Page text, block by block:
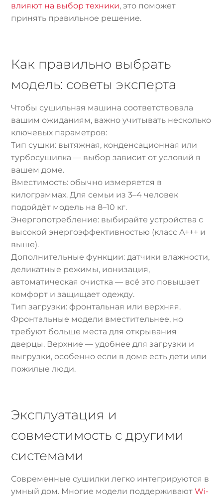
влияют на выбор техники, это поможет
принять правильное решение.
Как правильно выбрать
модель: советы эксперта
Чтобы сушильная машина соответствовала
вашим ожиданиям, важно учитывать несколько
ключевых параметров:
Тип сушки: вытяжная, конденсационная или
турбосушилка — выбор зависит от условий в
вашем доме.
Вместимость: обычно измеряется в
килограммах. Для семьи из 3–4 человек
подойдёт модель на 8–10 кг.
Энергопотребление: выбирайте устройства с
высокой энергоэффективностью (класс A+++ и
выше).
Дополнительные функции: датчики влажности,
деликатные режимы, ионизация,
автоматическая очистка — всё это повышает
комфорт и защищает одежду.
Тип загрузки: фронтальная или верхняя.
Фронтальные модели вместительнее, но
требуют больше места для открывания
дверцы. Верхние — удобнее для загрузки и
выгрузки, особенно если в доме есть дети или
пожилые люди.
Эксплуатация и
совместимость с другими
системами
Современные сушилки легко интегрируются в
умный дом. Многие модели поддерживаютWi-